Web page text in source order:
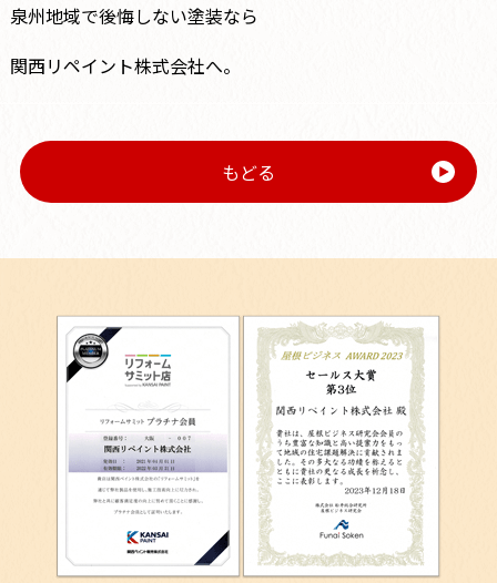
泉州地域で後悔しない塗装なら
関西リペイント株式会社へ。
もどる